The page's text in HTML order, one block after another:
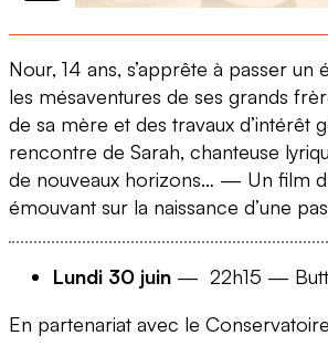
Nour, 14 ans, s’apprête à passer un
les mésaventures de ses grands
de sa mère et des travaux d’intérêt
rencontre de Sarah, chanteuse
de nouveaux horizons… — Un film
émouvant sur la naissance d’une
Lundi 30 juin — 22h15 —
En partenariat avec le Conservatoire